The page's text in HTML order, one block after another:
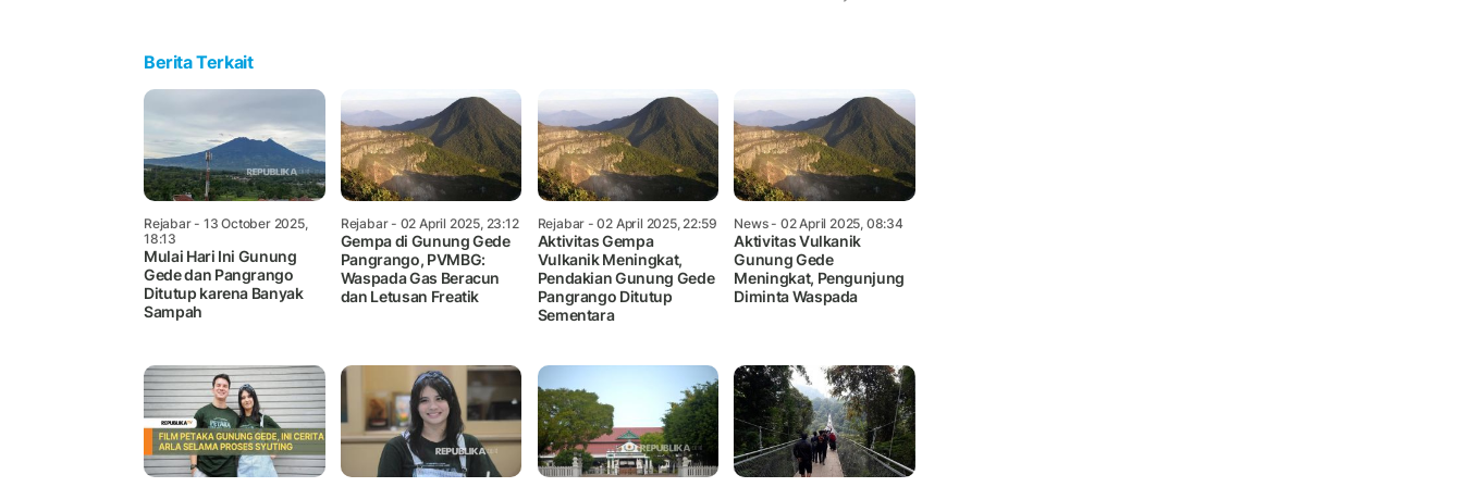
Berita Terkait
Rejabar- 13 October 2025,
18:13
Mulai Hari Ini Gunung
Gede dan Pangrango
Ditutup karena Banyak
Sampah
Rejabar- 02 April 2025, 23:12
Gempa di Gunung Gede
Pangrango, PVMBG:
Waspada Gas Beracun
dan Letusan Freatik
Rejabar - 02 April 2025, 22:59
Aktivitas Gempa
Vulkanik Meningkat,
Pendakian Gunung Gede
Pangrango Ditutup
Sementara
News- 02 April 2025, 08:34
Aktivitas Vulkanik
Gunung Gede
Meningkat, Pengunjung
Diminta Waspada